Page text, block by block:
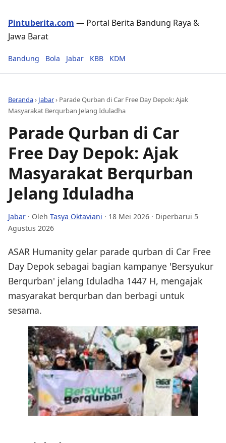
Pintuberita.com — Portal Berita Bandung Raya &
Jawa Barat
Bandung Bola Jabar KBB KDM
Beranda› Jabar› Parade Qurban di Car Free Day Depok: Ajak
Masyarakat Berqurban Jelang Iduladha
Parade Qurban di Car
Free Day Depok: Ajak
Masyarakat Berqurban
Jelang Iduladha
Jabar · Oleh Tasya Oktaviani · 18 Mei 2026 · Diperbarui 5
Agustus 2026
ASAR Humanity gelar parade qurban di Car Free
Day Depok sebagai bagian kampanye 'Bersyukur
Berqurban' jelang Iduladha 1447 H, mengajak
masyarakat berqurban dan berbagi untuk
sesama.